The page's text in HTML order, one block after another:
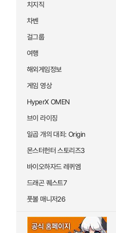
치지직
차벤
걸그룹
여행
해외게임정보
게임 영상
HyperX OMEN
브이 라이징
일곱 개의 대죄: Origin
몬스터헌터 스토리즈3
바이오하자드 레퀴엠
드래곤 퀘스트7
풋볼 매니저26